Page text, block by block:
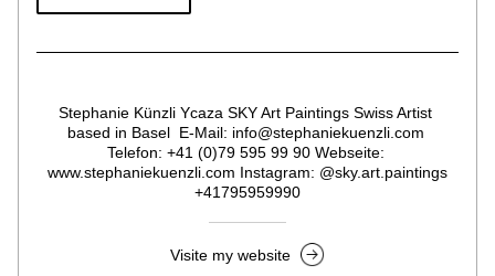
Stephanie Künzli Ycaza SKY Art Paintings Swiss Artist
based in Basel  E-Mail: info@stephaniekuenzli.com
Telefon: +41 (0)79 595 99 90 Webseite:
www.stephaniekuenzli.com Instagram: @sky.art.paintings
+41795959990
Visite my website